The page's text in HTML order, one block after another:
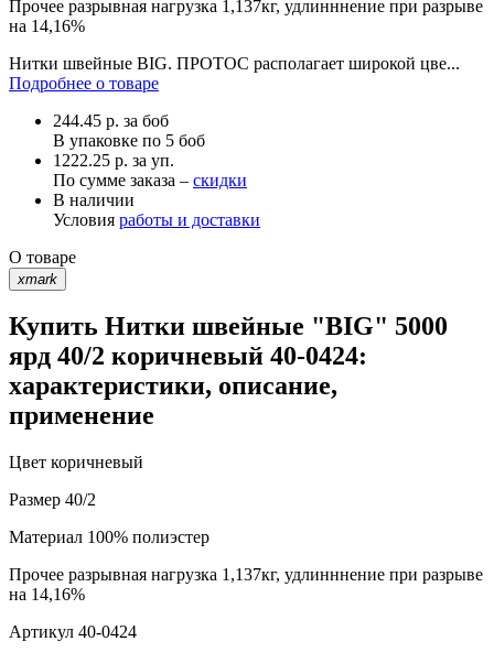
Прочее разрывная нагрузка 1,137кг, удлинннение при разрыве
на 14,16%
Нитки швейные BIG. ПРОТОС располагает широкой цве...
Подробнее о товаре
244.45 р. за боб
В упаковке по 5 боб
1222.25 р. за уп.
По сумме заказа – скидки
В наличии
Условия работы и доставки
О товаре
xmark
Купить Нитки швейные "BIG" 5000
ярд 40/2 коричневый 40-0424:
характеристики, описание,
применение
Цвет коричневый
Размер 40/2
Материал 100% полиэстер
Прочее разрывная нагрузка 1,137кг, удлинннение при разрыве
на 14,16%
Артикул 40-0424